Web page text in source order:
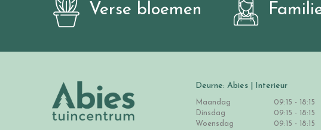
Verse bloemen
Deurne: Abies | Interieur
Maandag
09:15 - 18:15
Dinsdag
09:15 - 18:15
Woensdag
09:15 - 18:15